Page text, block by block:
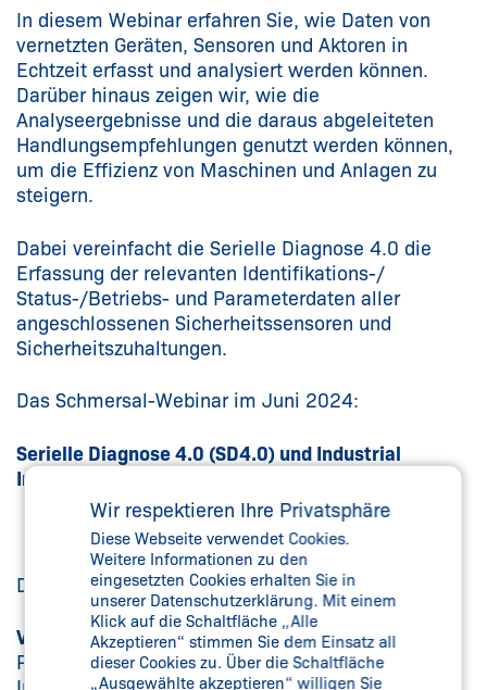
In diesem Webinar erfahren Sie, wie Daten von
vernetzten Geräten, Sensoren und Aktoren in
Echtzeit erfasst und analysiert werden können.
Darüber hinaus zeigen wir, wie die
Analyseergebnisse und die daraus abgeleiteten
Handlungsempfehlungen genutzt werden können,
um die Effizienz von Maschinen und Anlagen zu
steigern.
Dabei vereinfacht die Serielle Diagnose 4.0 die
Erfassung der relevanten Identifikations-/
Status-/Betriebs- und Parameterdaten aller
angeschlossenen Sicherheitssensoren und
Sicherheitszuhaltungen.
Das Schmersal-Webinar im Juni 2024:
Serielle Diagnose 4.0 (SD4.0) und Industrial
Internet of Things (IIoT)
Die Referenten der Schmersal Gruppe:
Volker Heinzer, Strategischer Produktmanager
Programmierbare Elektronische Systeme und
Wir respektieren Ihre Privatsphäre
Diese Webseite verwendet Cookies.
Weitere Informationen zu den
eingesetzten Cookies erhalten Sie in
unserer Datenschutzerklärung. Mit einem
Klick auf die Schaltfläche „Alle
Akzeptieren“ stimmen Sie dem Einsatz all
dieser Cookies zu. Über die Schaltfläche
„Ausgewählte akzeptieren“ willigen Sie